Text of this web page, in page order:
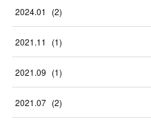
2024.01 (2)
2021.11 (1)
2021.09 (1)
2021.07 (2)